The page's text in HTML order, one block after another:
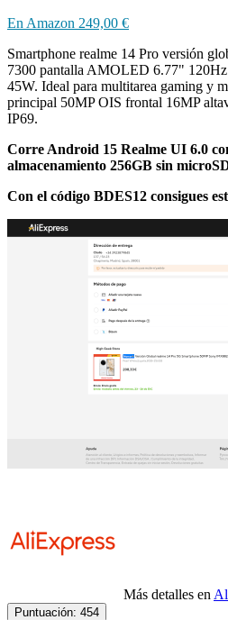
En Amazon 249,00 €
Smartphone realme 14 Pro versión
7300 pantalla AMOLED 6.77"
45W. Ideal para multitarea gaming y
principal 50MP OIS frontal 16MP
IP69.
Corre Android 15 Realme UI 6.0
almacenamiento 256GB sin
Con el código BDES12 consigues
Más detalles en
Puntuación: 454